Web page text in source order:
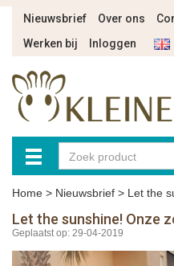
Nieuwsbrief Over ons
Werken bij
Inloggen
Home > Nieuwsbrief > Let the
Let the sunshine! Onze
Geplaatst op: 29-04-2019